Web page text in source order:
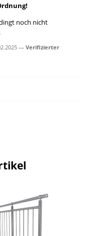
noch nicht
Verifizierter